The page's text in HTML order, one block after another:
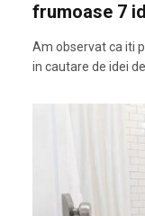
frumoase 7
Am observat ca iti
in cautare de idei